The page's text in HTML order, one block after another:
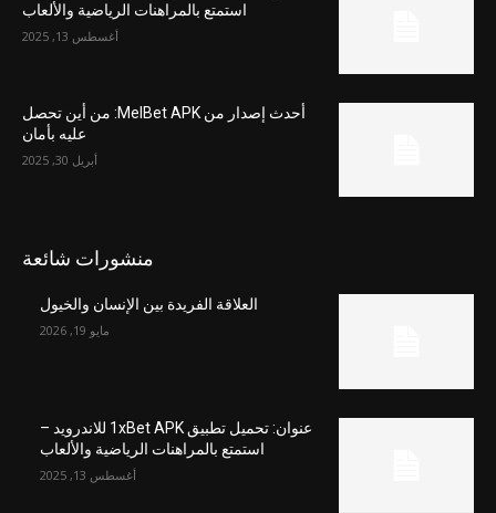
استمتع بالمراهنات الرياضية والألعاب
أغسطس 13, 2025
أحدث إصدار من MelBet APK: من أين تحصل
عليه بأمان
أبريل 30, 2025
منشورات شائعة
العلاقة الفريدة بين الإنسان والخيول
مايو 19, 2026
عنوان: تحميل تطبيق 1xBet APK للاندرويد –
استمتع بالمراهنات الرياضية والألعاب
أغسطس 13, 2025